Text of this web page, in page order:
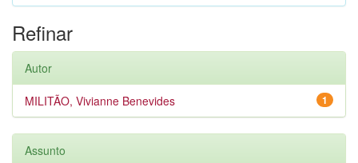
Refinar
Autor
1
MILITÃO, Vivianne Benevides
Assunto